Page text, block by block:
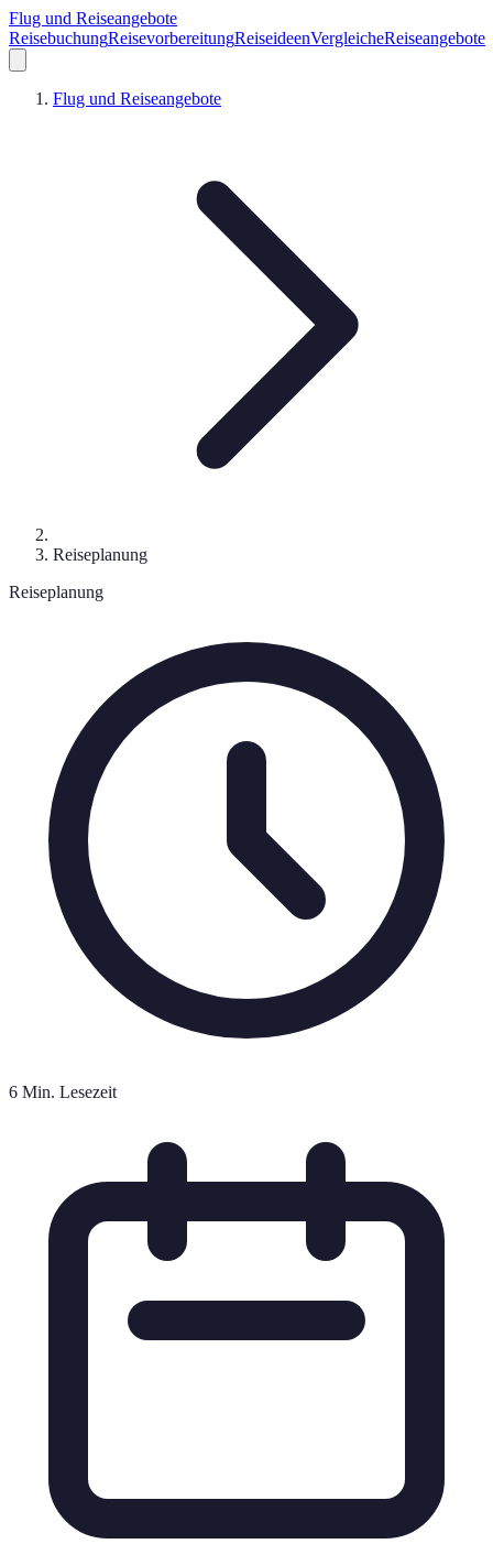
Flug und Reiseangebote
ReisebuchungReisevorbereitungReiseideenVergleicheReiseangebote
Flug und Reiseangebote
Reiseplanung
Reiseplanung
6 Min. Lesezeit